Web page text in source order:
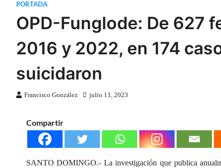
PORTADA
OPD-Funglode: De 627
2016 y 2022, en 174
suicidaron
Francisco González julio 11, 2023
Compartir
SANTO DOMINGO.- La investigación que publica